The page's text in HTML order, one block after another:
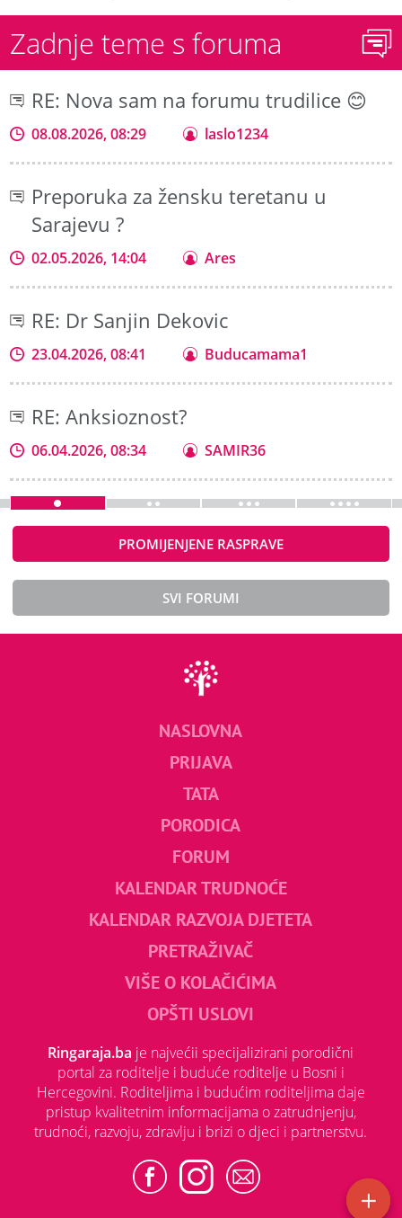
Zadnje teme s foruma
RE: Nova sam na forumu trudilice 😊
08.08.2026, 08:29 laslo1234
Preporuka za žensku teretanu u
Sarajevu ?
02.05.2026, 14:04 Ares
RE: Dr Sanjin Dekovic
23.04.2026, 08:41 Buducamama1
RE: Anksioznost?
06.04.2026, 08:34 SAMIR36
PROMIJENJENE RASPRAVE
SVI FORUMI
NASLOVNA
PRIJAVA
TATA
PORODICA
FORUM
KALENDAR TRUDNOĆE
KALENDAR RAZVOJA DJETETA
PRETRAŽIVAČ
VIŠE O KOLAČIĆIMA
OPŠTI USLOVI
Ringaraja.ba je najvećii specijalizirani porodični
portal za roditelje i buduće roditelje u Bosni i
Hercegovini. Roditeljima i budućim roditeljima daje
pristup kvalitetnim informacijama o zatrudnjenju,
trudnoći, razvoju, zdravlju i brizi o djeci i partnerstvu.